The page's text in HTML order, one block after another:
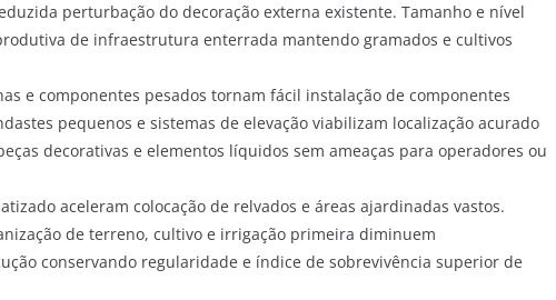
perturbação do decoração externa existente. Tamanho e nível
de infraestrutura enterrada mantendo gramados e cultivos
e componentes pesados tornam fácil instalação de componentes
pequenos e sistemas de elevação viabilizam localização acurado
decorativas e elementos líquidos sem ameaças para operadores ou
aceleram colocação de relvados e áreas ajardinadas vastos.
de terreno, cultivo e irrigação primeira diminuem
conservando regularidade e índice de sobrevivência superior de